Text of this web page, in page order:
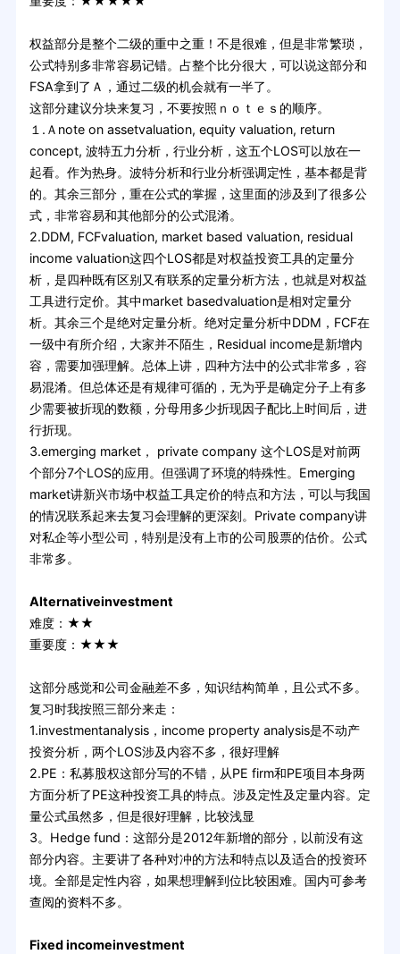
权益部分是整个二级的重中之重！不是很难，但是非常繁琐，
公式特别多非常容易记错。占整个比分很大，可以说这部分和
FSA拿到了Ａ，通过二级的机会就有一半了。
这部分建议分块来复习，不要按照ｎｏｔｅｓ的顺序。
１.Ａnote on assetvaluation, equity valuation, return
concept, 波特五力分析，行业分析，这五个LOS可以放在一
起看。作为热身。波特分析和行业分析强调定性，基本都是背
的。其余三部分，重在公式的掌握，这里面的涉及到了很多公
式，非常容易和其他部分的公式混淆。
2.DDM, FCFvaluation, market based valuation, residual
income valuation这四个LOS都是对权益投资工具的定量分
析，是四种既有区别又有联系的定量分析方法，也就是对权益
工具进行定价。其中market basedvaluation是相对定量分
析。其余三个是绝对定量分析。绝对定量分析中DDM，FCF在
一级中有所介绍，大家并不陌生，Residual income是新增内
容，需要加强理解。总体上讲，四种方法中的公式非常多，容
易混淆。但总体还是有规律可循的，无为乎是确定分子上有多
少需要被折现的数额，分母用多少折现因子配比上时间后，进
行折现。
3.emerging market， private company 这个LOS是对前两
个部分7个LOS的应用。但强调了环境的特殊性。Emerging
market讲新兴市场中权益工具定价的特点和方法，可以与我国
的情况联系起来去复习会理解的更深刻。Private company讲
对私企等小型公司，特别是没有上市的公司股票的估价。公式
非常多。
Alternativeinvestment
难度：★★
重要度：★★★
这部分感觉和公司金融差不多，知识结构简单，且公式不多。
复习时我按照三部分来走：
1.investmentanalysis，income property analysis是不动产
投资分析，两个LOS涉及内容不多，很好理解
2.PE：私募股权这部分写的不错，从PE firm和PE项目本身两
方面分析了PE这种投资工具的特点。涉及定性及定量内容。定
量公式虽然多，但是很好理解，比较浅显
3。Hedge fund：这部分是2012年新增的部分，以前没有这
部分内容。主要讲了各种对冲的方法和特点以及适合的投资环
境。全部是定性内容，如果想理解到位比较困难。国内可参考
查阅的资料不多。
Fixed incomeinvestment